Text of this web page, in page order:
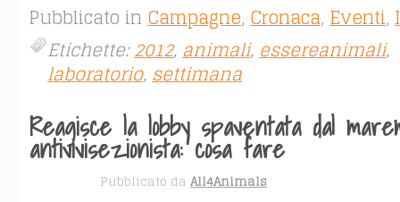
Pubblicato in Campagne, Cronaca, Eventi,
Etichette:2012,animali,essereanimali,
laboratorio,settimana
Reagisce la lobby spaventata dal
antivivisezionista: cosa fare
Pubblicato da All4Animals